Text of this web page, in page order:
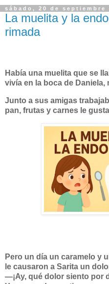
sábado, 20 de septiembre
La muelita y la
rimada
Había una muelita que se
vivía en la boca de Daniela,
Junto a sus amigas
pan, frutas y carnes le
Pero un día un caramelo y
le causaron a Sarita un
—¡Ay, qué dolor siento por